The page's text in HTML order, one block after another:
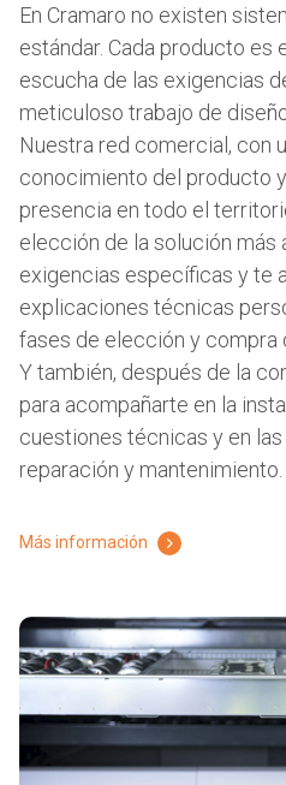
En Cramaro no existen
estándar. Cada producto es
escucha de las exigencias
meticuloso trabajo de
Nuestra red comercial, con
conocimiento del producto
presencia en todo el
elección de la solución más
exigencias específicas y te
explicaciones técnicas
fases de elección y compra
Y también, después de la
para acompañarte en la
cuestiones técnicas y en
reparación y mantenimiento.
Más información